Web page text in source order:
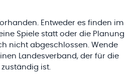
Entweder es finden im
Spiele statt oder die Planung
nicht abgeschlossen. Wende
Landesverband, der für die
ist.